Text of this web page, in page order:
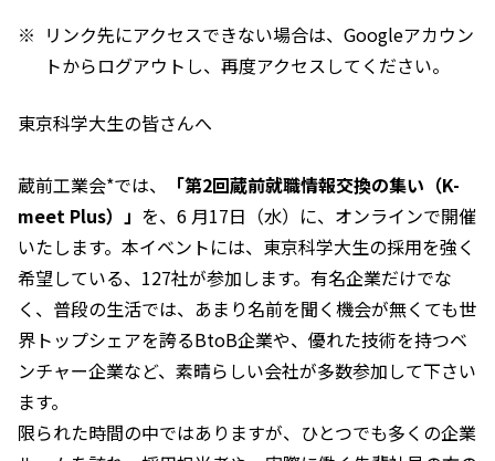
リンク先にアクセスできない場合は、Googleアカウン
トからログアウトし、再度アクセスしてください。
東京科学大生の皆さんへ
蔵前工業会*では、
「第2回蔵前就職情報交換の集い（K-
meet Plus）」 を、6 月17日（水）に、オンラインで開催
いたします。本イベントには、東京科学大生の採用を強く
希望している、127社が参加します。有名企業だけでな
く、普段の生活では、あまり名前を聞く機会が無くても世
界トップシェアを誇るBtoB企業や、優れた技術を持つベ
ンチャー企業など、素晴らしい会社が多数参加して下さい
ます。
限られた時間の中ではありますが、ひとつでも多くの企業